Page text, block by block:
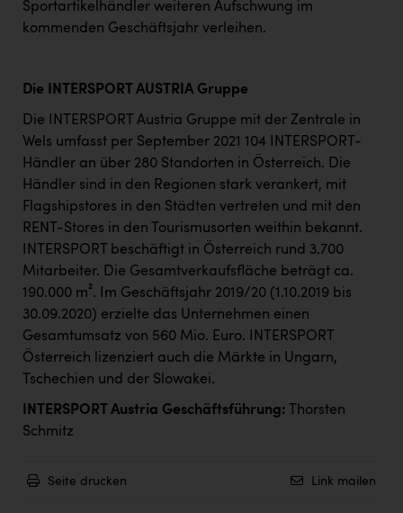
Sportartikelhändler weiteren Aufschwung im
kommenden Geschäftsjahr verleihen.
Die INTERSPORT AUSTRIA Gruppe
Die INTERSPORT Austria Gruppe mit der Zentrale in
Wels umfasst per September 2021 104 INTERSPORT-
Händler an über 280 Standorten in Österreich. Die
Händler sind in den Regionen stark verankert, mit
Flagshipstores in den Städten vertreten und mit den
RENT-Stores in den Tourismusorten weithin bekannt.
INTERSPORT beschäftigt in Österreich rund 3.700
Mitarbeiter. Die Gesamtverkaufsfläche beträgt ca.
190.000 m². Im Geschäftsjahr 2019/20 (1.10.2019 bis
30.09.2020) erzielte das Unternehmen einen
Gesamtumsatz von 560 Mio. Euro. INTERSPORT
Österreich lizenziert auch die Märkte in Ungarn,
Tschechien und der Slowakei.
INTERSPORT Austria Geschäftsführung: Thorsten
Schmitz
Seite drucken Link mailen